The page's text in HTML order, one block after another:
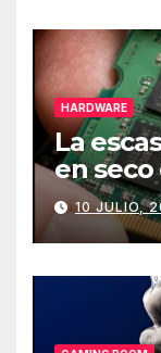
HARDWARE
La
en
de PCs
10 JULIO,